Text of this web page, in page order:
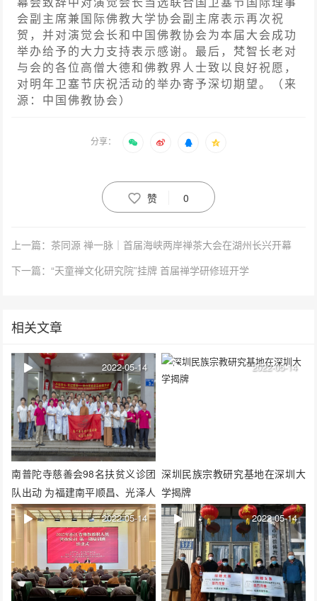
会副主席兼国际佛教大学协会副主席表示再次祝
贺，并对演觉会长和中国佛教协会为本届大会成功
举办给予的大力支持表示感谢。最后，梵智长老对
与会的各位高僧大德和佛教界人士致以良好祝愿，
对明年卫塞节庆祝活动的举办寄予深切期望。（来
源：中国佛教协会）
分享：
赞 0
上一篇：茶同源 禅一脉｜首届海峡两岸禅茶大会在湖州长兴开幕
下一篇：“天童禅文化研究院”挂牌 首届禅学研修班开学
相关文章
南普陀寺慈善会98名扶贫义诊团
队出动 为福建南平顺昌、光泽人
民送健康
2022-05-14
深圳民族宗教研究基地在深圳大
学揭牌
2022-05-14
2022-05-14 2022-05-14